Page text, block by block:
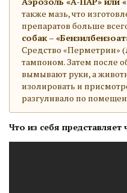
также мазь, что
препаратов больше
собак –
Средство «Перметрин»
тампоном. Затем после
вымывают руки, а
изолировать и
разгуливало по
Что из себя